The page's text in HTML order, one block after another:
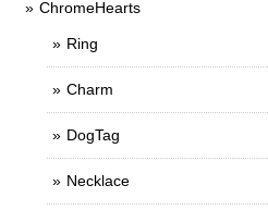
ChromeHearts
Ring
Charm
DogTag
Necklace